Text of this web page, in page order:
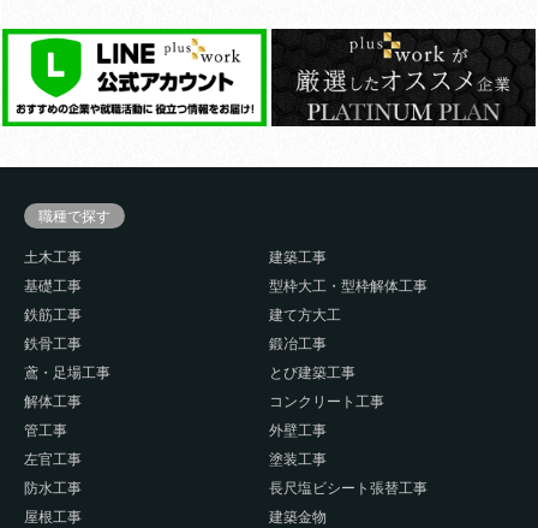
職種で探す
土木工事
建築工事
基礎工事
型枠大工・型枠解体工事
鉄筋工事
建て方大工
鉄骨工事
鍛冶工事
鳶・足場工事
とび建築工事
解体工事
コンクリート工事
管工事
外壁工事
左官工事
塗装工事
防水工事
長尺塩ビシート張替工事
屋根工事
建築金物